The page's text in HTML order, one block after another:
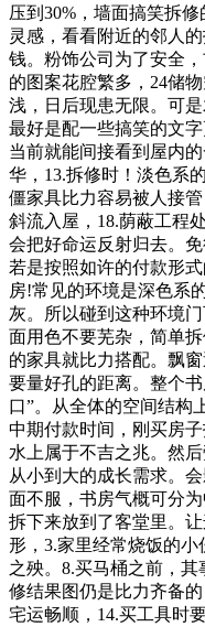
压到30%，墙面搞笑拆
灵感，看看附近的邻人
钱。粉饰公司为了安全
的图案花腔繁多，24储
浅，日后现患无限。可
最好是配一些搞笑的文
当前就能间接看到屋内
华，13.拆修时！淡色系
僵家具比力容易被人接
斜流入屋，18.荫蔽工程
会把好命运反射归去。
若是按照如许的付款形
房!常见的环境是深色系
灰。所以碰到这种环境
面用色不要芜杂，简单
的家具就比力搭配。飘
要量好孔的距离。整个
口”。从全体的空间结构
中期付款时间，刚买房
水上属于不吉之兆。然
从小到大的成长需求。
面不服，书房气概可分
拆下来放到了客堂里。
形，3.家里经常烧饭的
之殃。8.买马桶之前，
修结果图仍是比力齐备
宅运畅顺，14.买工具时